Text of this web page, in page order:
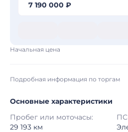
7 190 000 ₽
Начальная цена
Подробная информация по торгам
Начало торгов:
Конец торгов:
Основные характеристики
Пробег или моточасы:
29 193 км